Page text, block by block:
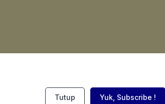
Tutup Yuk, Subscribe !